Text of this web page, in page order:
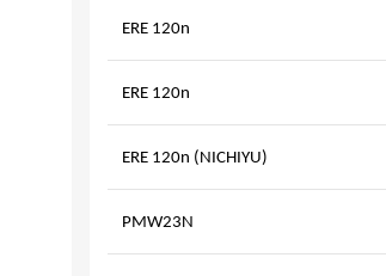
ERE 120n
ERE 120n
ERE 120n (NICHIYU)
PMW23N